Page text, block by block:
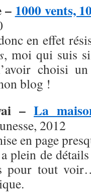
– 1000 vents,
en effet
, moi qui suis
choisi
blog !
– La
2012
en page
plein de
pour tout